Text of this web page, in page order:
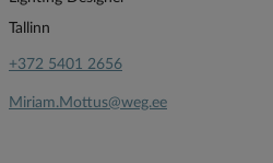
Tallinn
+372 5401 2656
Miriam.Mottus@weg.ee